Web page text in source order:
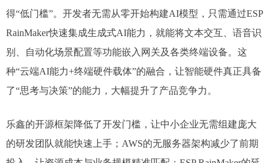
得“低门槛”。开发者无需从零开始构建AI模型，只需通过ESP
RainMaker快速集成生成式AI能力，就能将文本交互、语音识
别、自动化场景配置等功能嵌入网关及各类终端设备。这
种“云端AI能力+终端硬件载体”的融合，让智能硬件真正具备
了“思考与决策”的能力，大幅提升了产品竞争力。
乐鑫的开源框架降低了开发门槛，让中小企业无需组建庞大
的研发团队就能快速上手；AWS的无服务器架构减少了前期